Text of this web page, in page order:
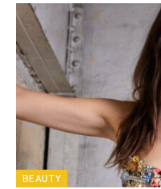
BEAUTY